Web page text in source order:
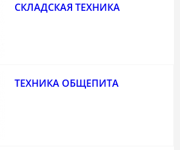
СКЛАДСКАЯ ТЕХНИКА
ТЕХНИКА ОБЩЕПИТА